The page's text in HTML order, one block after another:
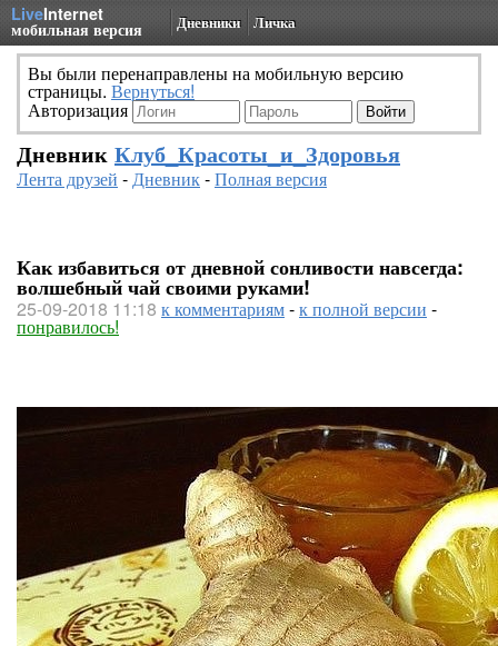
LiveInternet
мобильная версия Дневники Личка
Вы были перенаправлены на мобильную версию
страницы. Вернуться!
Авторизация
Дневник Клуб_Красоты_и_Здоровья
Лента друзей -Дневник-Полная версия
Как избавиться от дневной сонливости навсегда:
волшебный чай своими руками!
25-09-2018 11:18 к комментариям-к полной версии -
понравилось!